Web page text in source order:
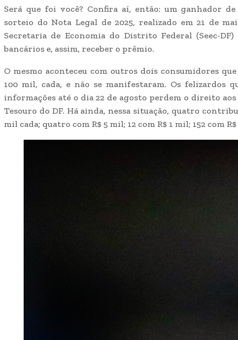
Será que foi você? Confira aí, então: um ganhador
sorteio do Nota Legal de 2025, realizado em 21 de
Secretaria de Economia do Distrito Federal (Seec-
bancários e, assim, receber o prêmio.
O mesmo aconteceu com outros dois consumidores
100 mil, cada, e não se manifestaram. Os felizardos
informações até o dia 22 de agosto perdem o direito
Tesouro do DF. Há ainda, nessa situação, quatro
mil cada; quatro com R$ 5 mil; 12 com R$ 1 mil; 152 com R$